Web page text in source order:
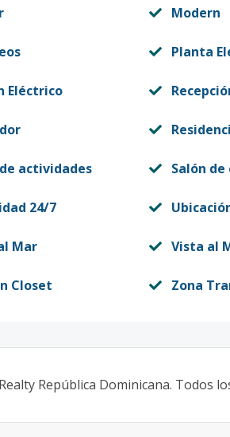
Modern
Planta
Eléctrico
actividades Salón
24/7
Mar Vista al
Closet Zona
República Dominicana. Todos